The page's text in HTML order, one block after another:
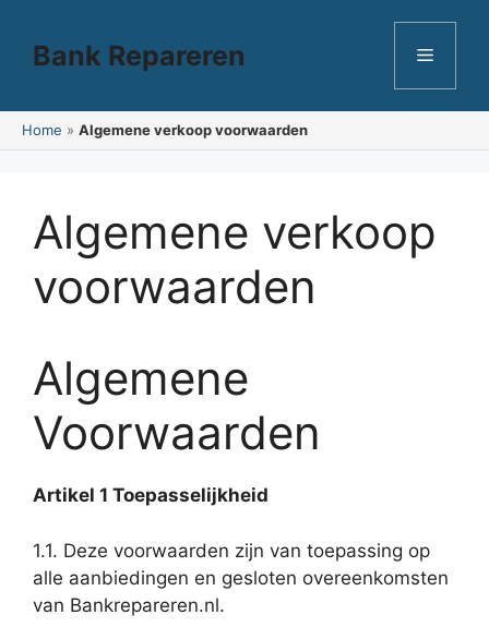
Bank Repareren Menu
Home » Algemene verkoop voorwaarden
Algemene verkoop
voorwaarden
Algemene
Voorwaarden
Artikel 1 Toepasselijkheid
1.1. Deze voorwaarden zijn van toepassing op
alle aanbiedingen en gesloten overeenkomsten
van Bankrepareren.nl.